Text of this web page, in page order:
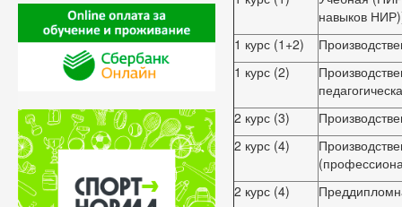
навыков
1 курс (1+2)
1 курс (2)
2 курс (3)
2 курс (4)
2 курс (4)